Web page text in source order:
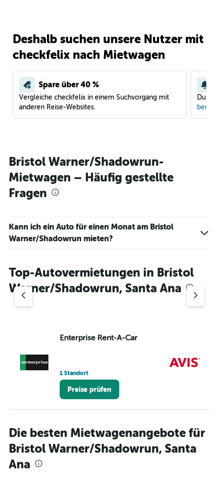
Deshalb suchen unsere Nutzer mit
checkfelix nach Mietwagen
Spare über 40 %
Vergleiche checkfelix in einem Suchvorgang mit
anderen Reise-Websites.
Du
Bristol Warner/Shadowrun-
Mietwagen – Häufig gestellte
Fragen
Kann ich ein Auto für einen Monat am Bristol
Warner/Shadowrun mieten?
Top-Autovermietungen in Bristol
Warner/Shadowrun, Santa Ana
Enterprise Rent-A-Car
1 Standort
Preise prüfen
Die besten Mietwagenangebote für
Bristol Warner/Shadowrun, Santa
Ana